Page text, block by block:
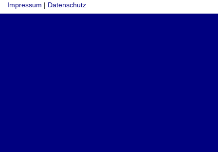
Impressum | Datenschutz